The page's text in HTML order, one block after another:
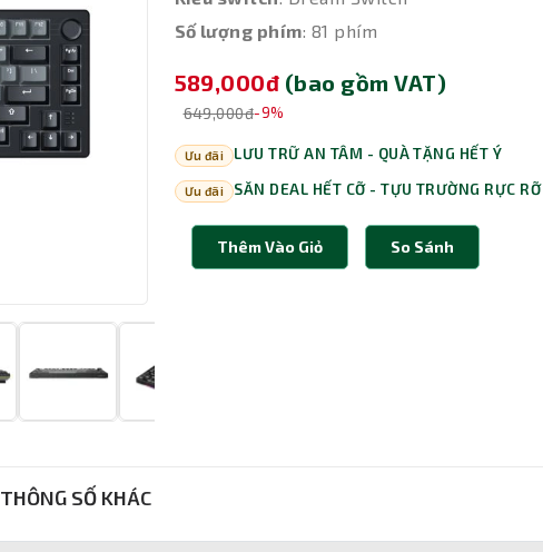
Số lượng phím: 81 phím
589,000đ (bao gồm VAT)
649,000đ-9%
Ưu đãi LƯU TRỮ AN TÂM - QUÀ TẶNG HẾT Ý
Ưu đãi SĂN DEAL HẾT CỠ - TỰU TRƯỜNG RỰC RỠ
Thêm Vào Giỏ So Sánh
THÔNG SỐ KHÁC